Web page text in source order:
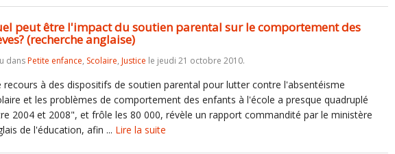
peut être l'impact du soutien parental sur le comportement des
(recherche anglaise)
dansPetite enfance, Scolaire, Justice le jeudi 21 octobre 2010.
recours à des dispositifs de soutien parental pour lutter contre l'absentéisme
et les problèmes de comportement des enfants à l'école a presque quadruplé
2004 et 2008", et frôle les 80 000, révèle un rapport commandité par le ministère
de l'éducation, afin ... Lire la suite